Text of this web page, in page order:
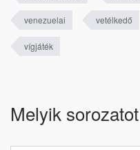
venezuelai vetélkedő
vígjáték
Melyik